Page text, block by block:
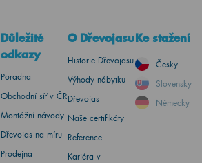
Důležité
odkazy
Poradna
Obchodní síť v ČR
Montážní návody
Dřevojas na míru
Prodejna
O Dřevojasu
Historie Dřevojasu
Výhody nábytku
Dřevojas
Naše certifikáty
Reference
Kariéra v
Ke stažení
Česky
Slovensky
Německy